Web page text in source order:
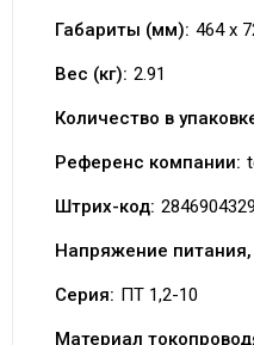
Габариты (мм): 464 x
Вес (кг): 2.91
Количество в
Референс компании:
Штрих-код:
Напряжение питания,
Серия: ПТ 1,2-10
Материал